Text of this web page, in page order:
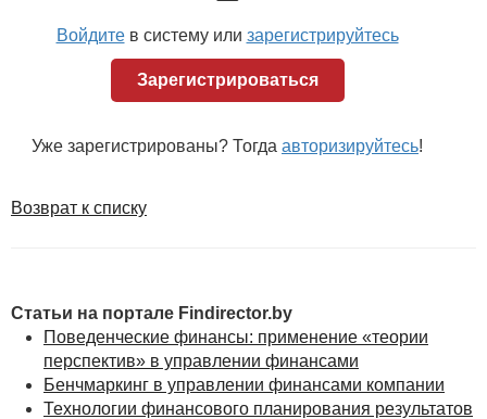
Войдитев систему или зарегистрируйтесь
Зарегистрироваться
Уже зарегистрированы? Тогда авторизируйтесь!
Возврат к списку
Статьи на портале Findirector.by
Поведенческие финансы: применение «теории
перспектив» в управлении финансами
Бенчмаркинг в управлении финансами компании
Технологии финансового планирования результатов